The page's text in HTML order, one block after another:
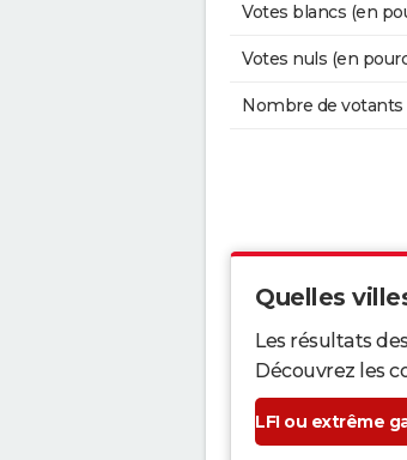
Votes blancs (en
Votes nuls (en
Nombre de votants
Quelles
Les résultats
Découvrez les
LFI ou extrême